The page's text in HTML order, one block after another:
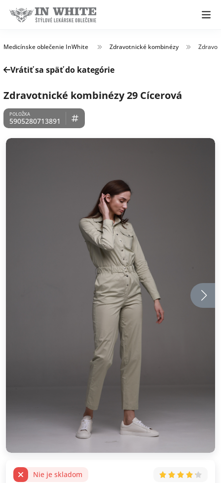
Medicínske oblečenie InWhite Zdravotnické kombinézy
Vrátiť sa späť do kategórie
Zdravotnické kombinézy 29 Cícerová
5905280713891
Nie je skladom